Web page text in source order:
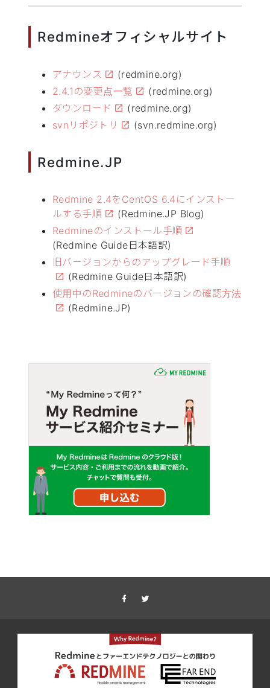
Redmineオフィシャルサイト
アナウンス
(redmine.org)
2.4.1の変更点一覧
(redmine.org)
ダウンロード
(redmine.org)
svnリポジトリ
(svn.redmine.org)
Redmine.JP
Redmine 2.4をCentOS 6.4にインストー
ルする手順
(Redmine.JP Blog)
Redmineのインストール手順
(Redmine Guide日本語訳)
旧バージョンからのアップグレード手順
(Redmine Guide日本語訳)
使用中のRedmineのバージョンの確認方法
(Redmine.JP)